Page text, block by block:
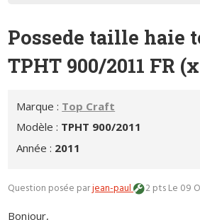
Possede taille haie
TPHT 900/2011 FR
Marque : Top Craft
Modèle : TPHT 900/2011
Année : 2011
Question posée parjean-paul 2 ptsLe 09
Bonjour,